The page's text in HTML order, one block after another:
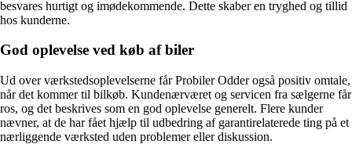
besvares hurtigt og imødekommende. Dette skaber en tryghed og tillid
hos kunderne.
God oplevelse ved køb af biler
Ud over værkstedsoplevelserne får Probiler Odder også positiv omtale,
når det kommer til bilkøb. Kundenærværet og servicen fra sælgerne får
ros, og det beskrives som en god oplevelse generelt. Flere kunder
nævner, at de har fået hjælp til udbedring af garantirelaterede ting på et
nærliggende værksted uden problemer eller diskussion.